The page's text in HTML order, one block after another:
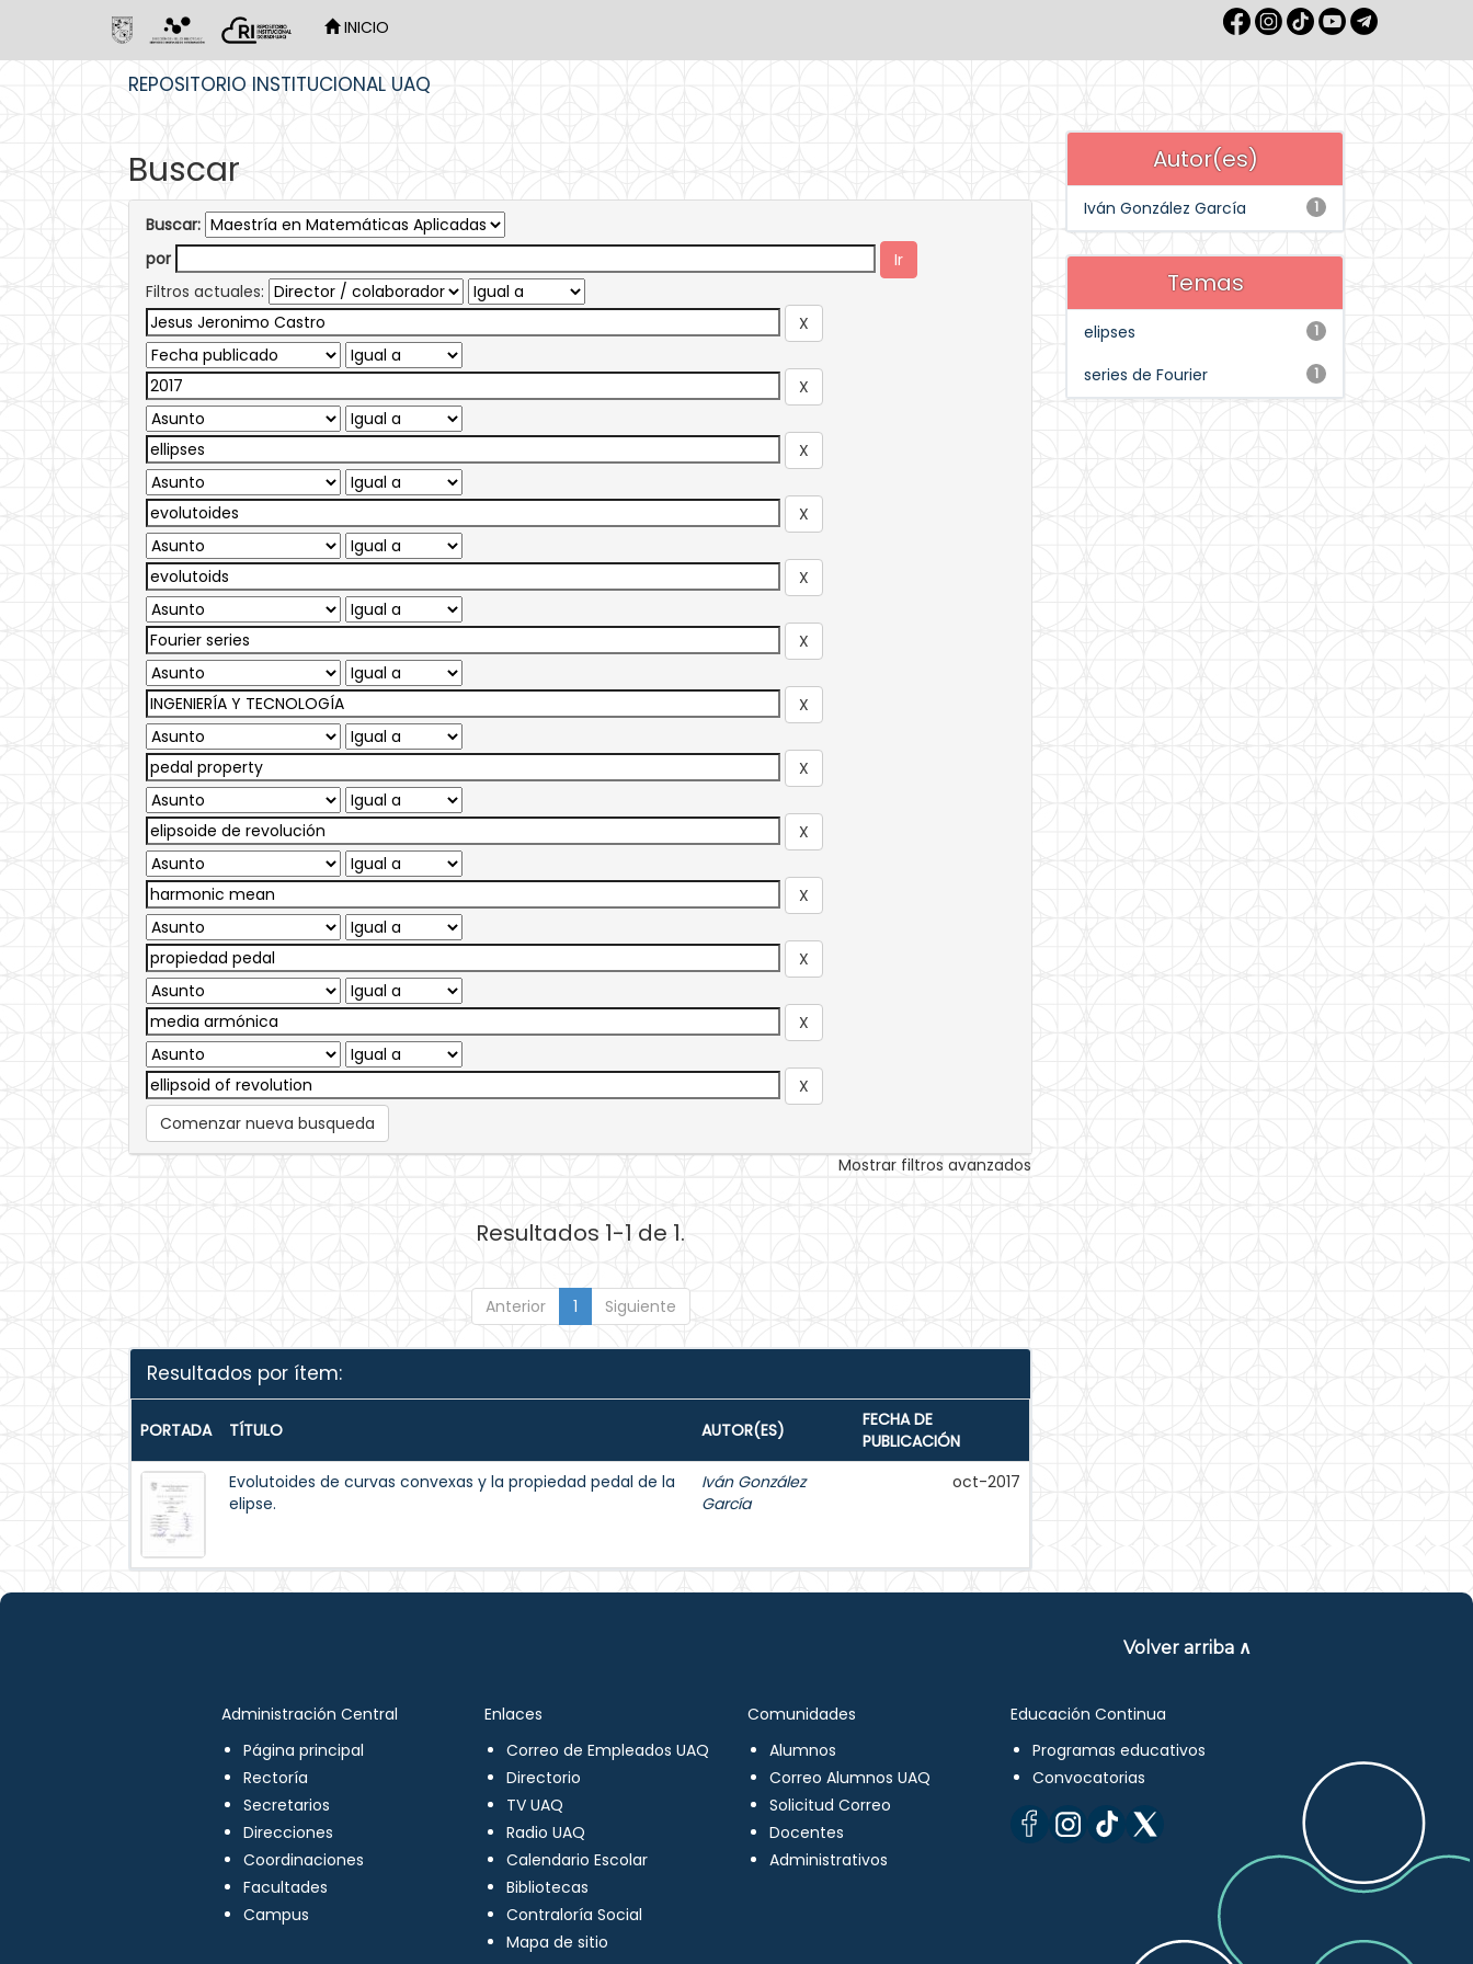
INICIO
REPOSITORIO INSTITUCIONAL UAQ
Buscar
Buscar:
por
Filtros actuales:
Comenzar nueva busqueda
Mostrar filtros avanzados
Resultados 1-1 de 1.
Anterior 1 Siguiente
Resultados por ítem:
PORTADA TÍTULO AUTOR(ES)
FECHA DE
PUBLICACIÓN
Evolutoides de curvas convexas y la propiedad pedal de la
elipse.
Iván González
García
oct-2017
Autor(es)
1
Iván González García
Temas
1
elipses
1
series de Fourier
Volver arriba ∧
Administración Central
Página principal
Rectoría
Secretarios
Direcciones
Coordinaciones
Facultades
Campus
Enlaces
Correo de Empleados UAQ
Directorio
TV UAQ
Radio UAQ
Calendario Escolar
Bibliotecas
Contraloría Social
Mapa de sitio
Comunidades
Alumnos
Correo Alumnos UAQ
Solicitud Correo
Docentes
Administrativos
Educación Continua
Programas educativos
Convocatorias